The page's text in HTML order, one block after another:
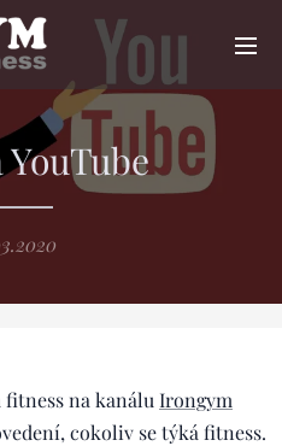
na kanálu Irongym
cokoliv se týká fitness.